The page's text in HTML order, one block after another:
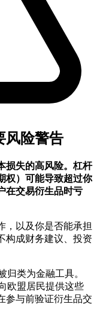
险警告
损失的高风险。杠杆
权）可能导致超过你
在交易衍生品时亏
，以及你是否能承担
构成财务建议、投资
归类为金融工具。
欧盟居民提供这些
与前验证衍生品交